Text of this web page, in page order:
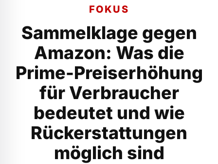
FOKUS
Sammelklage gegen
Amazon: Was die
Prime-Preiserhöhung
für Verbraucher
bedeutet und wie
Rückerstattungen
möglich sind